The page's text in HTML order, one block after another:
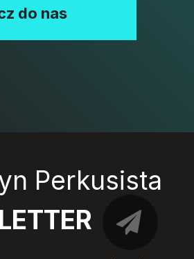
do nas
Perkusista